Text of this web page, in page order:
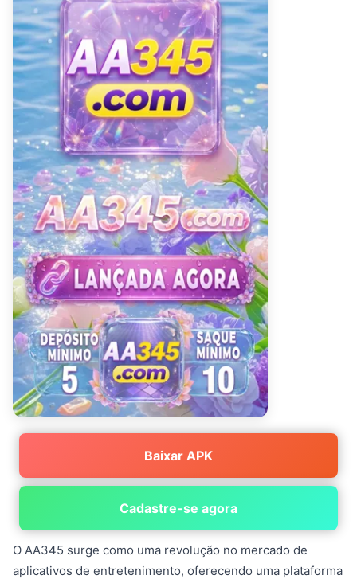
Baixar APK
Cadastre-se agora
O AA345 surge como uma revolução no mercado de
aplicativos de entretenimento, oferecendo uma plataforma